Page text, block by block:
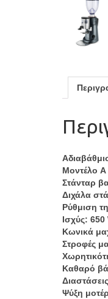
Μοντέλο A
Στάνταρ
Διχάλα
Ρύθμιση
Ισχύς: 650
Κωνικά
Στροφές
Καθαρό
Ψύξη